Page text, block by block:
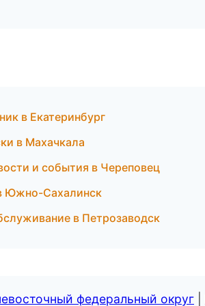
в Екатеринбург
в Махачкала
и события в Череповец
Южно-Сахалинск
в Петрозаводск
федеральный округ